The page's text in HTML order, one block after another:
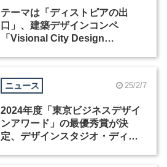
テーマは「ディストピアの出
口」、建築デザインコンペ
「Visional City Design
ニュース 25/2/7
2024年度「東京ビジネスデザイ
ンアワード」の最優秀賞が決
定、デザインスタジオ・ディノ